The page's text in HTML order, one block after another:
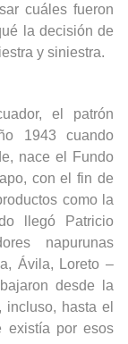
cuáles fueron
la decisión de
y siniestra.
el patrón
1943 cuando
nace el Fundo
con el fin de
como la
llegó Patricio
napurunas
Ávila, Loreto –
desde la
hasta el
existía por esos